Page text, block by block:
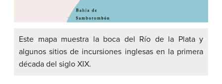
Este mapa muestra la boca del Río de la Plata y
algunos sitios de incursiones inglesas en la primera
década del siglo XIX.